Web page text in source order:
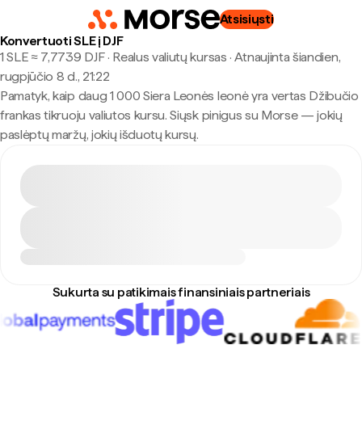
Atsisiųsti
Konvertuoti SLE į DJF
1 SLE ≈ 7,7739 DJF · Realus valiutų kursas · Atnaujinta šiandien,
rugpjūčio 8 d., 21:22
Pamatyk, kaip daug 1 000 Siera Leonės leonė yra vertas Džibučio
frankas tikruoju valiutos kursu. Siųsk pinigus su Morse — jokių
paslėptų maržų, jokių išduotų kursų.
Sukurta su patikimais finansiniais partneriais